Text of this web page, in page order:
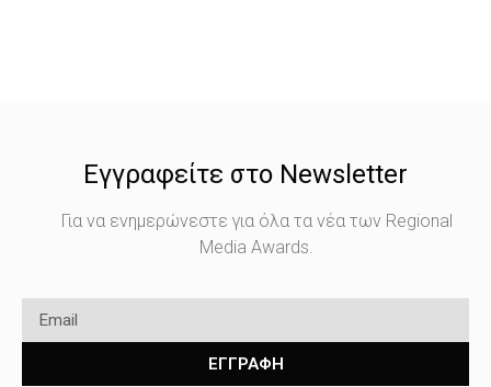
Εγγραφείτε στο Newsletter
Για να ενημερώνεστε για όλα τα νέα των Regional
Media Awards.
ΕΓΓΡΑΦΗ